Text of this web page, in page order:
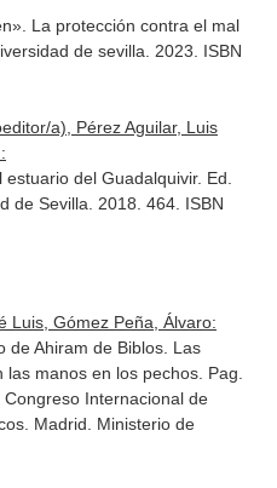
La protección contra el mal
de sevilla. 2023. ISBN
a), Pérez Aguilar, Luis
del Guadalquivir. Ed.
de Sevilla. 2018. 464. ISBN
Luis, Gómez Peña, Álvaro:
de Ahiram de Biblos. Las
manos en los pechos. Pag.
Congreso Internacional de
. Madrid. Ministerio de